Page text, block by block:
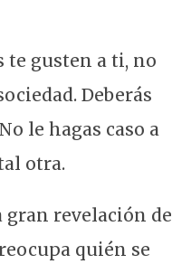
te gusten a ti, no
Deberás
le hagas caso a
otra.
gran revelación de
quién se